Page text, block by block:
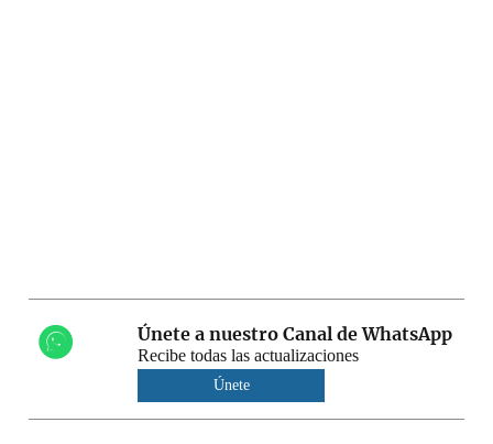
Únete a nuestro Canal de WhatsApp
Recibe todas las actualizaciones
Únete